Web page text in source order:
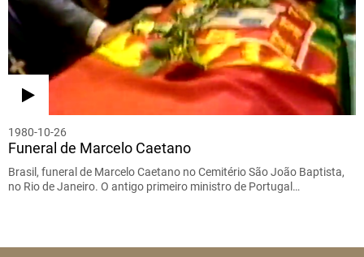
1980-10-26
Funeral de Marcelo Caetano
Brasil, funeral de Marcelo Caetano no Cemitério São João Baptista,
no Rio de Janeiro. O antigo primeiro ministro de Portugal…